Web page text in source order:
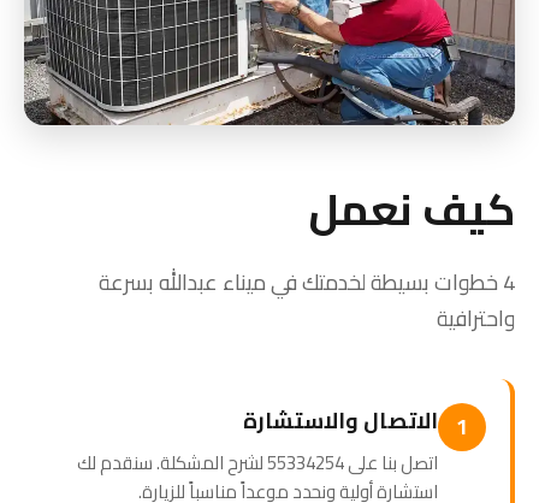
كيف نعمل
4 خطوات بسيطة لخدمتك في ميناء عبدالله بسرعة
واحترافية
1 الاتصال والاستشارة
اتصل بنا على 55334254 لشرح المشكلة. سنقدم لك
استشارة أولية ونحدد موعداً مناسباً للزيارة.